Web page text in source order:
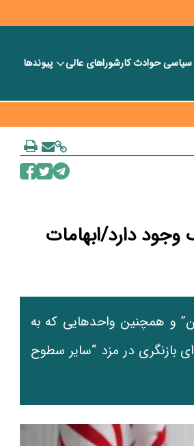
سیاسیحوادث کارشورا‎های عالی پیوندها
از تولید
دارد/ابهامات
و همچنین واحدهایی که به
بازنگری در مزد “سایر سطوح